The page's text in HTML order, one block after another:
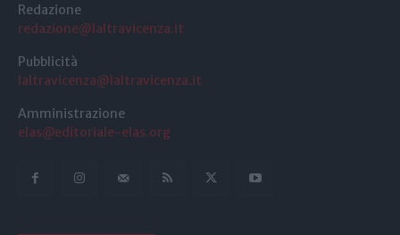
Redazione
redazione@laltravicenza.it
Pubblicità
laltravicenza@laltravicenza.it
Amministrazione
elas@editoriale-elas.org